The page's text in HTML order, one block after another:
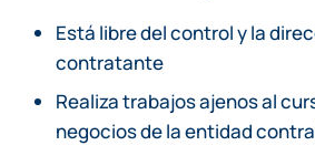
Está libre del control y la
contratante
Realiza trabajos ajenos al
negocios de la entidad